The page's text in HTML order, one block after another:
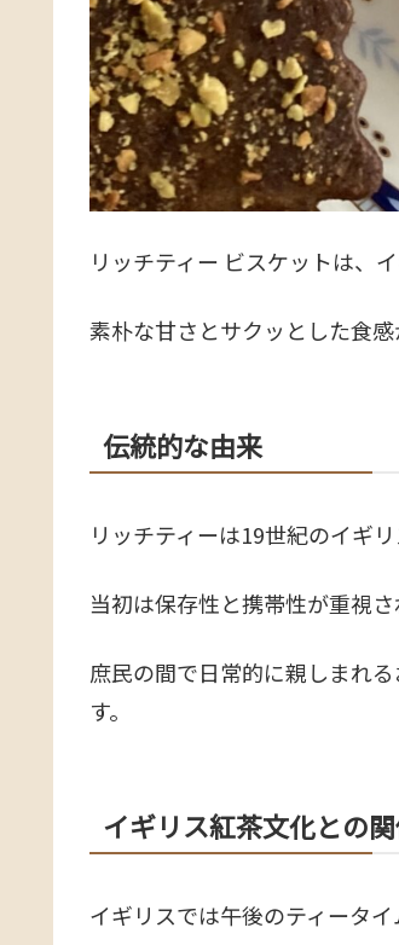
リッチティー ビスケットは、
素朴な甘さとサクッとした食
伝統的な由来
リッチティーは19世紀のイギ
当初は保存性と携帯性が重視
庶民の間で日常的に親しまれ
す。
イギリス紅茶文化との
イギリスでは午後のティータ